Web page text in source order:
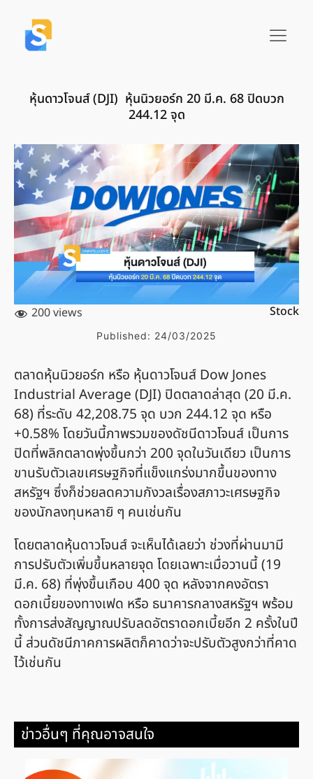
หุ้นดาวโจนส์ (DJI) หุ้นนิวยอร์ก 20 มี.ค.​ 68 ปิดบวก
244.12 จุด
200 views Stock
Published: 24/03/2025
ตลาดหุ้นนิวยอร์ก หรือ หุ้นดาวโจนส์ Dow Jones
Industrial Average (DJI) ปิดตลาดล่าสุด (20 มี.ค.
68) ที่ระดับ 42,208.75 จุด บวก 244.12 จุด หรือ
+0.58% โดยวันนี้ภาพรวมของดัชนีดาวโจนส์ เป็นการ
ปิดที่พลิกตลาดพุ่งขึ้นกว่า 200 จุดในวันเดียว เป็นการ
ขานรับตัวเลขเศรษฐกิจที่แข็งแกร่งมากขึ้นของทาง
สหรัฐฯ ซึ่งก็ช่วยลดความกังวลเรื่องสภาวะเศรษฐกิจ
ของนักลงทุนหลายิ ๆ คนเช่นกัน
โดยตลาดหุ้นดาวโจนส์ จะเห็นได้เลยว่า ช่วงที่ผ่านมามี
การปรับตัวเพิ่มขึ้นหลายจุด โดยเฉพาะเมื่อวานนี้ (19
มี.ค. 68) ที่พุ่งขึ้นเกือบ 400 จุด หลังจากคงอัตรา
ดอกเบี้ยของทางเฟด หรือ ธนาคารกลางสหรัฐฯ พร้อม
ทั้งการส่งสัญญาณปรับลดอัตราดอกเบี้ยอีก 2 ครั้งในปี
นี้ ส่วนดัชนีภาคการผลิตก็คาดว่าจะปรับตัวสูงกว่าที่คาด
ไว้เช่นกัน
ข่าวอื่นๆ ที่คุณอาจสนใจ